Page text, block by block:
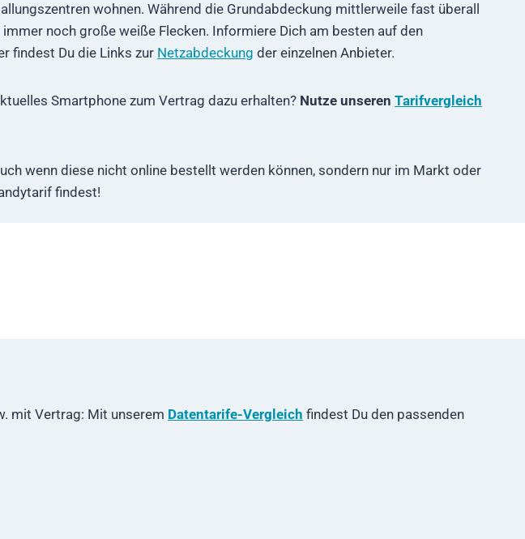
wohnen. Während die Grundabdeckung mittlerweile fast überall
noch große weiße Flecken. Informiere Dich am besten auf den
findest Du die Links zur Netzabdeckung der einzelnen Anbieter.
Smartphone zum Vertrag dazu erhalten? Nutze unseren Tarifvergleich
wenn diese nicht online bestellt werden können, sondern nur im Markt oder
findest!
mit Vertrag: Mit unserem Datentarife-Vergleich findest Du den passenden